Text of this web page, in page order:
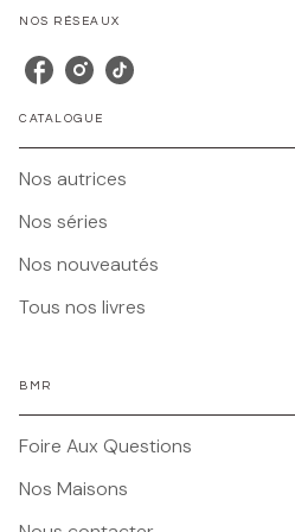
NOS RÉSEAUX
CATALOGUE
Nos autrices
Nos séries
Nos nouveautés
Tous nos livres
BMR
Foire Aux Questions
Nos Maisons